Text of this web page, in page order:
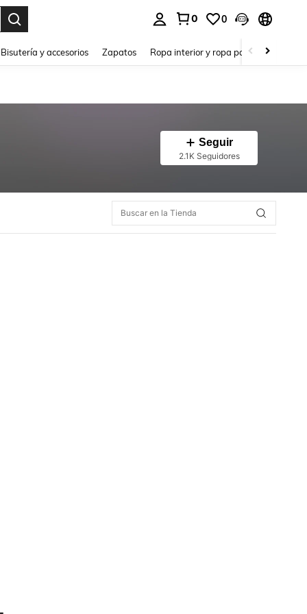
0 0
Bisutería y accesorios Zapatos Ropa interior y ropa para dormir
Seguir
2.1K Seguidores